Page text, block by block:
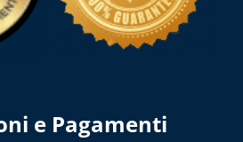
e Pagamenti